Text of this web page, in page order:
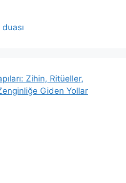
Zihin, Ritüeller,
Giden Yollar